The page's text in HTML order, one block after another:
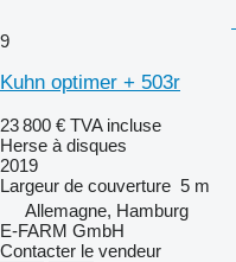
9
Kuhn optimer + 503r
23 800 € TVA incluse
Herse à disques
2019
Largeur de couverture 5 m
Allemagne, Hamburg
E-FARM GmbH
Contacter le vendeur